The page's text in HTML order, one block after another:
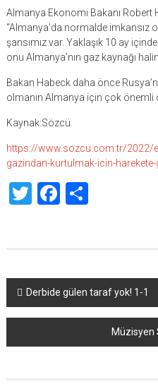
Almanya Ekonomi Bakanı Robert
“Almanya’da normalde imkansız
şansımız var. Yaklaşık 10 ay
onu Almanya’nın gaz kaynağı
Bakan Habeck daha önce
olmanın Almanya için çok önemli
Kaynak:Sözcü
https://www.sozcu.com.tr/2022/
gazindan-kurtulmak-icin-
TwitterFacebook
Share
Yazı
dolaşımı
Derbide gülen taraf yok! 1-1
Müzisyen